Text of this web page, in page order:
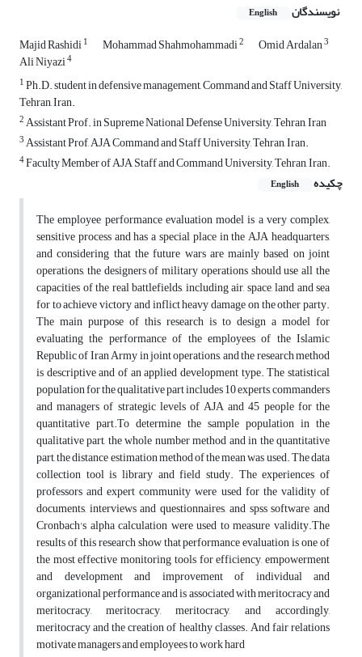
نویسندگان English
Majid Rashidi1 Mohammad Shahmohammadi2 Omid Ardalan3
Ali Niyazi4
1Ph.D. student in defensive management, Command and Staff University,
Tehran, Iran.
2Assistant Prof. in Supreme National Defense University, Tehran, Iran
3Assistant Prof, AJA Command and Staff University, Tehran, Iran.
4Faculty Member of AJA Staff and Command University, Tehran, Iran.
چکیده
English
The employee performance evaluation model is a very complex,
sensitive process and has a special place in the AJA headquarters,
and considering that the future wars are mainly based on joint
operations, the designers of military operations should use all the
capacities of the real battlefields, including air, space, land and sea
for to achieve victory and inflict heavy damage on the other party.
The main purpose of this research is to design a model for
evaluating the performance of the employees of the Islamic
Republic of Iran Army in joint operations, and the research method
is descriptive and of an applied development type. The statistical
population for the qualitative part includes 10 experts, commanders
and managers of strategic levels of AJA and 45 people for the
quantitative part.To determine the sample population in the
qualitative part, the whole number method and in the quantitative
part, the distance estimation method of the mean was used. The data
collection tool is library and field study. The experiences of
professors and expert community were used for the validity of
documents, interviews and questionnaires, and spss software and
Cronbach's alpha calculation were used to measure validity.The
results of this research show that performance evaluation is one of
the most effective monitoring tools for efficiency, empowerment
and development and improvement of individual and
organizational performance and is associated with meritocracy and
meritocracy, meritocracy, meritocracy, and accordingly,
meritocracy and the creation of healthy classes. And fair relations
motivate managers and employees to work hard